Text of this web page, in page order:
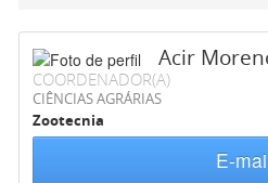
Acir
COORDENADOR(A)
CIÊNCIAS AGRÁRIAS
Zootecnia
E-